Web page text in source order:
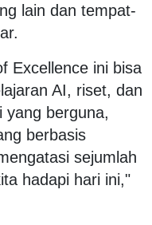
lain dan tempat-
Excellence ini bisa
AI, riset, dan
yang berguna,
berbasis
sejumlah
hadapi hari ini,"